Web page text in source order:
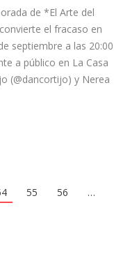
de *El Arte del
el fracaso en
septiembre a las 20:00
a público en La Casa
(@dancortijo) y Nerea
55 56
…